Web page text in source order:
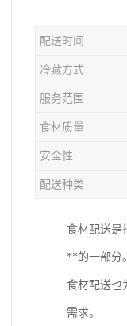
配送时间
冷藏方式
服务范围
食材质量
安全性
配送种类
食材配送是
**的一部分
食材配送也
需求。